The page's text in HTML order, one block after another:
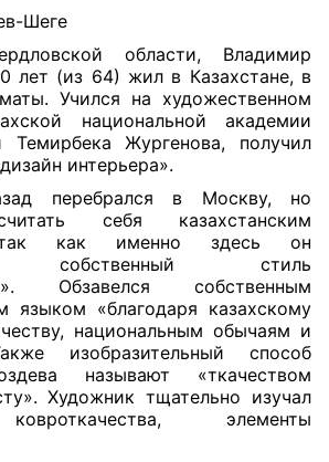
Шеге
области, Владимир
лет (из 64) жил в Казахстане, в
Учился на художественном
национальной академии
Темирбека Жургенова, получил
интерьера».
перебрался в Москву, но
себя казахстанским
так как именно здесь он
собственный стиль
Обзавелся собственным
языком «благодаря казахскому
национальным обычаям и
изобразительный способ
называют «ткачеством
Художник тщательно изучал
элементы